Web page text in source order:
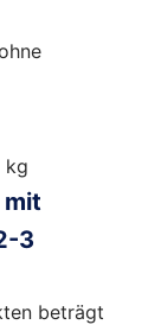
kg
mit
3
beträgt